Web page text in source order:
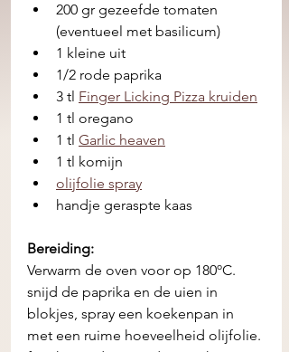
200 gr gezeefde tomaten
(eventueel met basilicum)
1 kleine uit
1/2 rode paprika
3 tl Finger Licking Pizza kruiden
1 tl oregano
1 tl Garlic heaven
1 tl komijn
olijfolie spray
handje geraspte kaas
Bereiding:
Verwarm de oven voor op 180ºC.
snijd de paprika en de uien in
blokjes, spray een koekenpan in
met een ruime hoeveelheid olijfolie.